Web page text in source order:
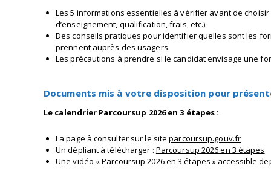
Les 5 informations essentielles à vérifier avant de
d’enseignement, qualification, frais, etc.).
Des conseils pratiques pour identifier quelles sont les
prennent auprès des usagers.
Les précautions à prendre si le candidat envisage une
Documents mis à votre disposition pour
Le calendrier Parcoursup 2026 en 3 étapes :
La page à consulter sur le siteparcoursup.gouv.fr
Un dépliant à télécharger : Parcoursup 2026 en 3 étapes
Une vidéo « Parcoursup 2026 en 3 étapes » accessible